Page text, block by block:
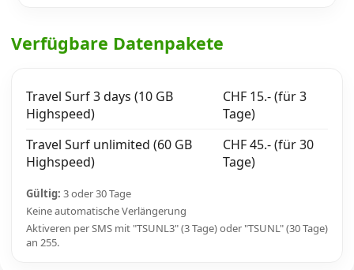
Verfügbare Datenpakete
Travel Surf 3 days (10 GB
Highspeed)
CHF 15.- (für 3
Tage)
Travel Surf unlimited (60 GB
Highspeed)
CHF 45.- (für 30
Tage)
Gültig: 3 oder 30 Tage
Keine automatische Verlängerung
Aktiveren per SMS mit "TSUNL3" (3 Tage) oder "TSUNL" (30 Tage)
an 255.